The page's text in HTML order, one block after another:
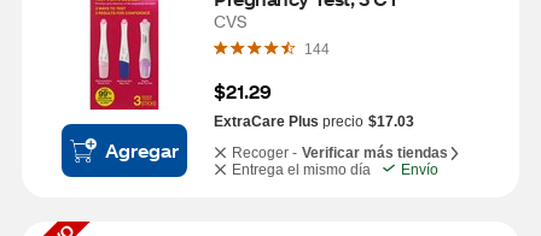
Agregar
CVS
144
$21.29
ExtraCare Plus precio $17.03
Recoger - Verificar más tiendas
Entrega el mismo día
Envío